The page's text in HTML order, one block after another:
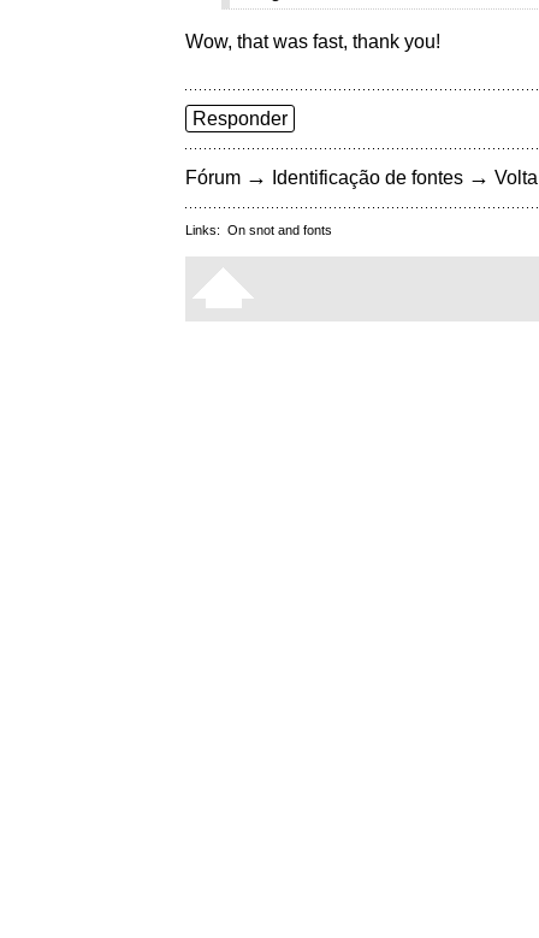
Wow, that was fast, thank you!
Responder
Fórum → Identificação de fontes →
Links: On snot and fonts